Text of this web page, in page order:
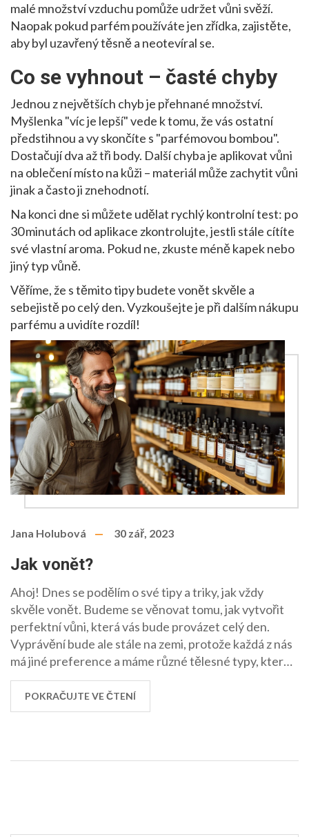
malé množství vzduchu pomůže udržet vůni svěží.
Naopak pokud parfém používáte jen zřídka, zajistěte,
aby byl uzavřený těsně a neotevíral se.
Co se vyhnout – časté chyby
Jednou z největších chyb je přehnané množství.
Myšlenka "víc je lepší" vede k tomu, že vás ostatní
předstihnou a vy skončíte s "parfémovou bombou".
Dostačují dva až tři body. Další chyba je aplikovat vůni
na oblečení místo na kůži – materiál může zachytit vůni
jinak a často ji znehodnotí.
Na konci dne si můžete udělat rychlý kontrolní test: po
30 minutách od aplikace zkontrolujte, jestli stále cítíte
své vlastní aroma. Pokud ne, zkuste méně kapek nebo
jiný typ vůně.
Věříme, že s těmito tipy budete vonět skvěle a
sebejistě po celý den. Vyzkoušejte je při dalším nákupu
parfému a uvidíte rozdíl!
Jana Holubová 30 zář, 2023
Jak vonět?
Ahoj! Dnes se podělím o své tipy a triky, jak vždy
skvěle vonět. Budeme se věnovat tomu, jak vytvořit
perfektní vůni, která vás bude provázet celý den.
Vyprávění bude ale stále na zemi, protože každá z nás
má jiné preference a máme různé tělesné typy, které
ovlivňují naši osobní vůni. Takže pojďme na to a
objevme tajemství příjemné vůně!
POKRAČUJTE VE ČTENÍ